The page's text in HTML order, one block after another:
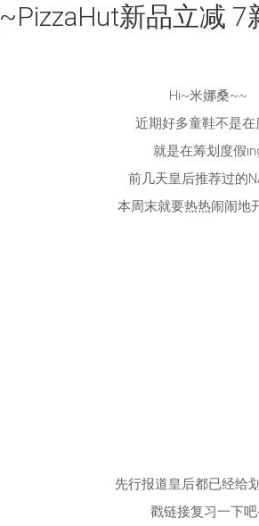
新品立减 7
Hi~米娜桑~~
近期好多童鞋不是在
就是在筹划度假
前几天皇后推荐过的
本周末就要热热闹闹地
先行报道皇后都已经给
戳链接复习一下